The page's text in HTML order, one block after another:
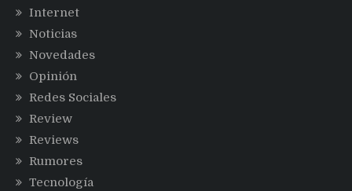
Internet
Noticias
Novedades
Opinión
Redes Sociales
Review
Reviews
Rumores
Tecnología